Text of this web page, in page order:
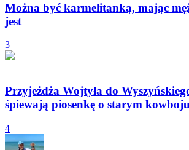
Można być karmelitanką, mając
jest
3
Przyjeżdża Wojtyła do
śpiewają piosenkę o starym kowboju
4